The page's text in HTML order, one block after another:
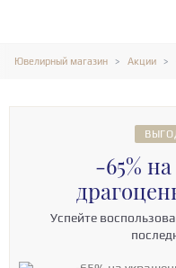
Ювелирный магазин Акции
-65%
Успейте